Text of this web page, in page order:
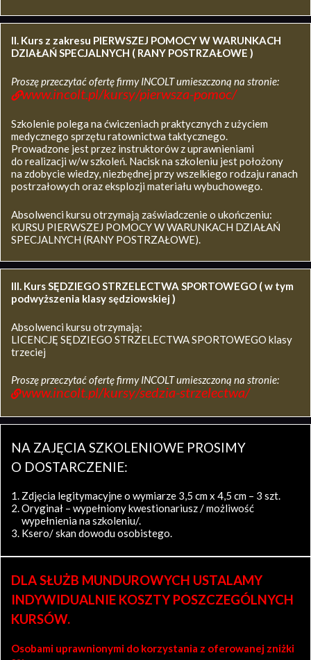
II. Kurs z zakresu PIERWSZEJ POMOCY W WARUNKACH
DZIAŁAŃ SPECJALNYCH ( RANY POSTRZAŁOWE )
Proszę przeczytać ofertę firmy INCOLT umieszczoną na stronie:
www.incolt.pl/kursy/pierwsza-pomoc/
Szkolenie polega na ćwiczeniach praktycznych z użyciem
medycznego sprzętu ratownictwa taktycznego.
Prowadzone jest przez instruktorów z uprawnieniami
do realizacji w/w szkoleń. Nacisk na szkoleniu jest położony
na zdobycie wiedzy, niezbędnej przy wszelkiego rodzaju ranach
postrzałowych oraz eksplozji materiału wybuchowego.
Absolwenci kursu otrzymają zaświadczenie o ukończeniu:
KURSU PIERWSZEJ POMOCY W WARUNKACH DZIAŁAŃ
SPECJALNYCH (RANY POSTRZAŁOWE).
III. Kurs SĘDZIEGO STRZELECTWA SPORTOWEGO ( w tym
podwyższenia klasy sędziowskiej )
Absolwenci kursu otrzymają:
LICENCJĘ SĘDZIEGO STRZELECTWA SPORTOWEGO klasy
trzeciej
Proszę przeczytać ofertę firmy INCOLT umieszczoną na stronie:
www.incolt.pl/kursy/sedzia-strzelectwa/
NA ZAJĘCIA SZKOLENIOWE PROSIMY
O DOSTARCZENIE:
Zdjęcia legitymacyjne o wymiarze 3,5 cm x 4,5 cm – 3 szt.
Oryginał – wypełniony kwestionariusz / możliwość
wypełnienia na szkoleniu/.
Ksero/ skan dowodu osobistego.
DLA SŁUŻB MUNDUROWYCH USTALAMY
INDYWIDUALNIE KOSZTY POSZCZEGÓLNYCH
KURSÓW.
Osobami uprawnionymi do korzystania z oferowanej zniżki